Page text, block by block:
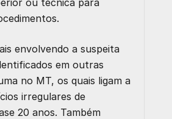
ou técnica para
envolvendo a suspeita
em outras
no MT, os quais ligam a
irregulares de
20 anos. Também